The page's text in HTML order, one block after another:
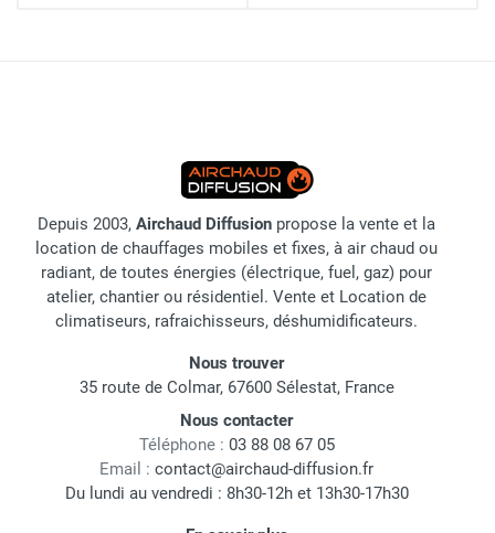
Depuis 2003, Airchaud Diffusion propose la vente et la
location de chauffages mobiles et fixes, à air chaud ou
radiant, de toutes énergies (électrique, fuel, gaz) pour
atelier, chantier ou résidentiel. Vente et Location de
climatiseurs, rafraichisseurs, déshumidificateurs.
Nous trouver
35 route de Colmar, 67600 Sélestat, France
Nous contacter
Téléphone : 03 88 08 67 05
Email : contact@airchaud-diffusion.fr
Du lundi au vendredi : 8h30-12h et 13h30-17h30